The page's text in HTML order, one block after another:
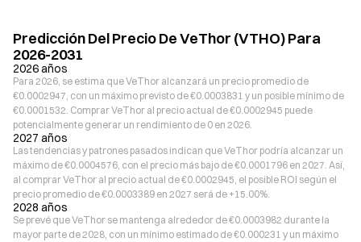
Predicción Del Precio De VeThor (VTHO) Para
2026-2031
2026 años
Para 2026, se estima que VeThor alcanzará un precio promedio de
€0.0002947, con un máximo previsto de €0.0003831 y un posible mínimo de
€0.0001532. Comprar VeThor al precio actual de €0.0002945 puede
potencialmente generar un rendimiento de 0 en 2026.
2027 años
Las tendencias y patrones pasados indican que VeThor podría alcanzar un
máximo de €0.0004576, con el precio más bajo de €0.0001796 en 2027. Así,
al comprar VeThor al precio actual de €0.0002945, el posible ROI según el
precio promedio de €0.0003389 en 2027 será de +15.00%.
2028 años
Se prevé que VeThor se mantenga alrededor de €0.0003982 durante la
mayor parte de 2028, con un mínimo estimado de €0.000231 y un máximo